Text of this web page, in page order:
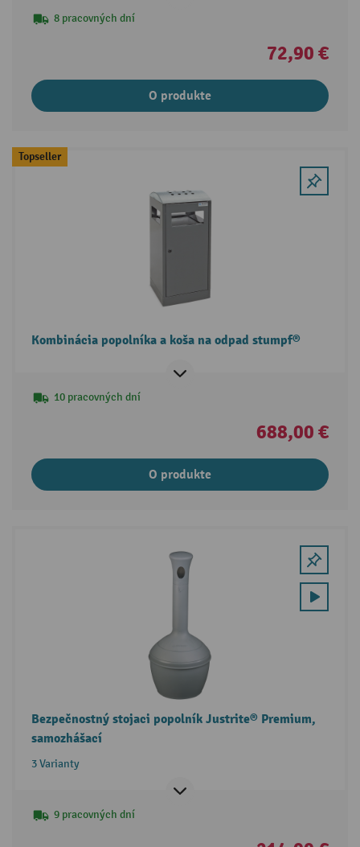
8 pracovných dní
72,90 €
O produkte
Topseller
Kombinácia popolníka a koša na odpad stumpf®
10 pracovných dní
688,00 €
O produkte
Bezpečnostný stojaci popolník Justrite® Premium,
samozhášací
3 Varianty
9 pracovných dní